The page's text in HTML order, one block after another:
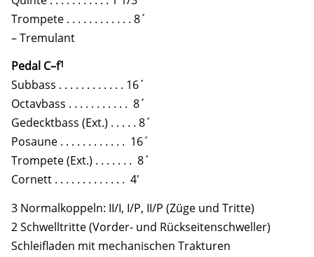
Trompete . . . . . . . . . . . . 8´
– Tremulant
Pedal C–f1
Subbass . . . . . . . . . . . . 16´
Octavbass . . . . . . . . . . . 8´
Gedecktbass (Ext.) . . . . . 8´
Posaune . . . . . . . . . . . . 16´
Trompete (Ext.) . . . . . . . 8´
Cornett . . . . . . . . . . . . . 4′
3 Normalkoppeln: II/I, I/P, II/P (Züge und Tritte)
2 Schwelltritte (Vorder- und Rückseitenschweller)
Schleifladen mit mechanischen Trakturen